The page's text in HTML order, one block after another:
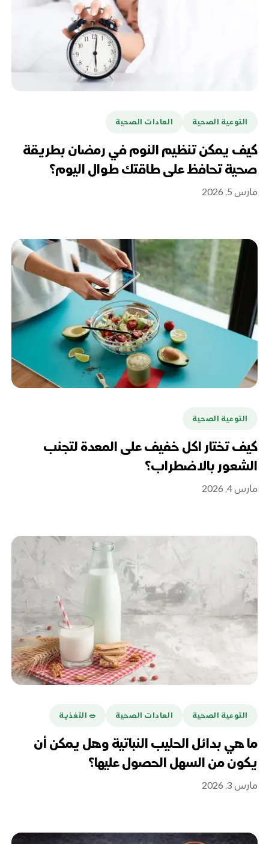
التوعية الصحية العادات الصحية
كيف يمكن تنظيم النوم في رمضان بطريقة
صحية تحافظ على طاقتك طوال اليوم؟
مارس 5, 2026
التوعية الصحية
كيف تختار اكل خفيف على المعدة لتجنب
الشعور بالاضطراب؟
مارس 4, 2026
التوعية الصحية العادات الصحية 🥗 التغذية
ما هي بدائل الحليب النباتية وهل يمكن أن
يكون من السهل الحصول عليها؟
مارس 3, 2026